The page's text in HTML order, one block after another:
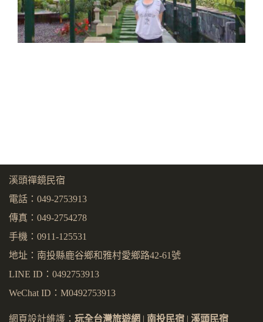
溪頭禪鏡民宿
電話：049-2753913
傳真：049-2754278
手機：0911-125531
地址：南投縣鹿谷鄉和雅村愛鄉路42-61號
LINE ID：0492753913
WeChat ID：M0492753913
網頁設計維護： 玩全台灣旅遊網 | 南投民宿 | 溪頭民宿